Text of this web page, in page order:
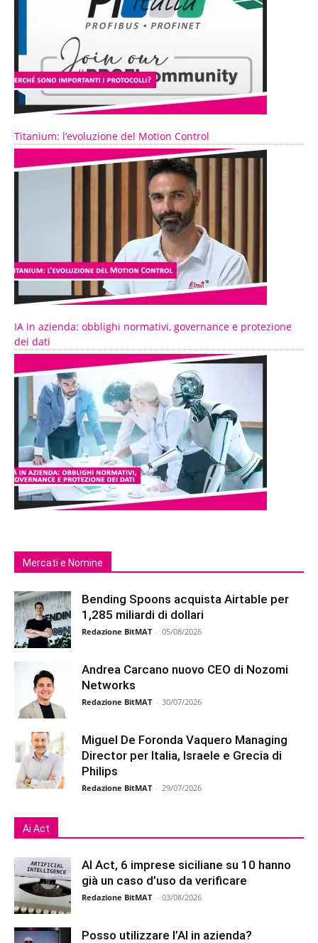
Titanium: l’evoluzione del Motion Control
IA in azienda: obblighi normativi, governance e protezione
dei dati
Mercati e Nomine
Bending Spoons acquista Airtable per
1,285 miliardi di dollari
Redazione BitMAT - 05/08/2026
Andrea Carcano nuovo CEO di Nozomi
Networks
Redazione BitMAT - 30/07/2026
Miguel De Foronda Vaquero Managing
Director per Italia, Israele e Grecia di
Philips
Redazione BitMAT - 29/07/2026
Ai Act
AI Act, 6 imprese siciliane su 10 hanno
già un caso d’uso da verificare
Redazione BitMAT - 03/08/2026
Posso utilizzare l’AI in azienda?